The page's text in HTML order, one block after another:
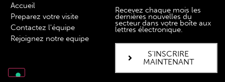
Accueil
Preparez votre visite
Contactez l'équipe
Rejoignez notre equipe
Recevez chaque mois les
dernières nouvelles du
secteur dans votre boîte aux
lettres électronique.
S'INSCRIRE
MAINTENANT